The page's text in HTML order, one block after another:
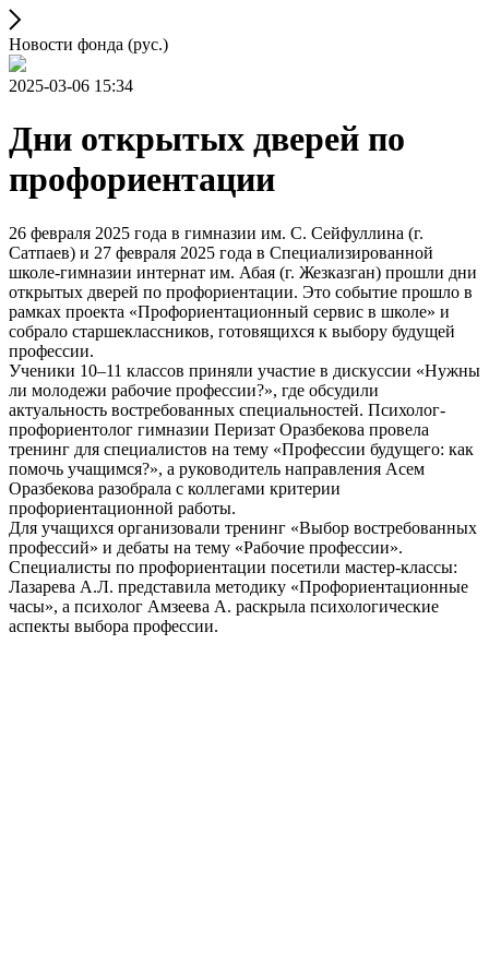
Новости фонда (рус.)
2025-03-06 15:34
Дни открытых дверей по
профориентации
26 февраля 2025 года в гимназии им. С. Сейфуллина (г.
Сатпаев) и 27 февраля 2025 года в Специализированной
школе-гимназии интернат им. Абая (г. Жезказган) прошли дни
открытых дверей по профориентации. Это событие прошло в
рамках проекта «Профориентационный сервис в школе» и
собрало старшеклассников, готовящихся к выбору будущей
профессии.
Ученики 10–11 классов приняли участие в дискуссии «Нужны
ли молодежи рабочие профессии?», где обсудили
актуальность востребованных специальностей. Психолог-
профориентолог гимназии Перизат Оразбекова провела
тренинг для специалистов на тему «Профессии будущего: как
помочь учащимся?», а руководитель направления Асем
Оразбекова разобрала с коллегами критерии
профориентационной работы.
Для учащихся организовали тренинг «Выбор востребованных
профессий» и дебаты на тему «Рабочие профессии».
Специалисты по профориентации посетили мастер-классы:
Лазарева А.Л. представила методику «Профориентационные
часы», а психолог Амзеева А. раскрыла психологические
аспекты выбора профессии.